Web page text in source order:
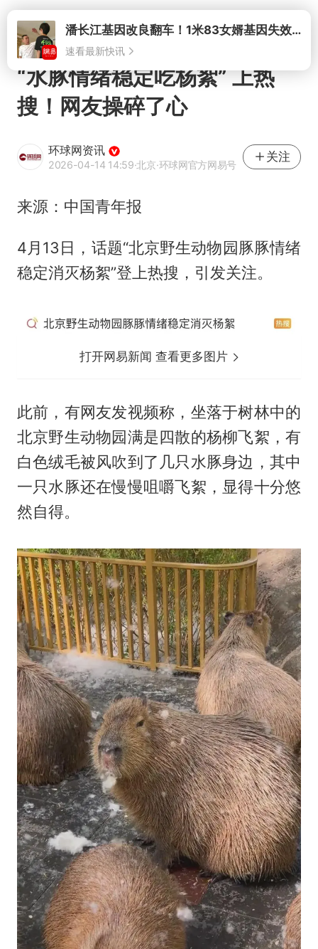
打开 潘长江基因改良翻车！1米83女婿基因失效，12岁外孙身高只到姥爷下巴
速看最新快讯
“水豚情绪稳定吃杨絮” 上热
搜！网友操碎了心
环球网资讯
2026-04-14 14:59·北京·环球网官方网易号
关注
来源：中国青年报
4月13日，话题“北京野生动物园豚豚情绪
稳定消灭杨絮”登上热搜，引发关注。
打开网易新闻 查看更多图片
此前，有网友发视频称，坐落于树林中的
北京野生动物园满是四散的杨柳飞絮，有
白色绒毛被风吹到了几只水豚身边，其中
一只水豚还在慢慢咀嚼飞絮，显得十分悠
然自得。